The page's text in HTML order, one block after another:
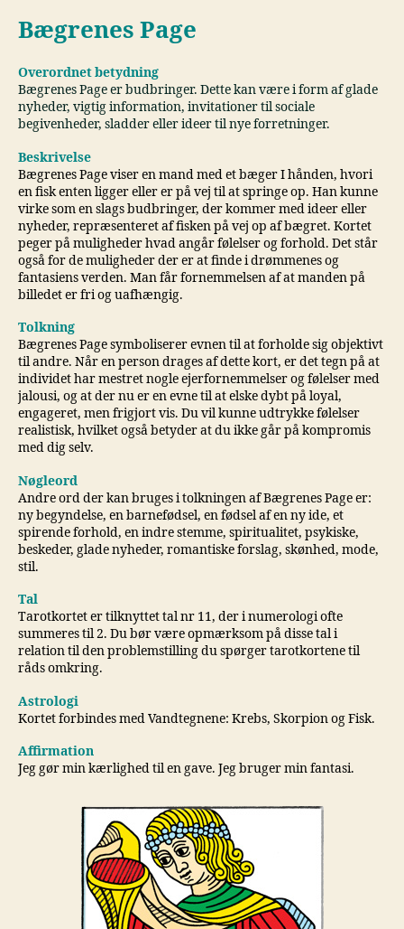
Bægrenes Page
Overordnet betydning
Bægrenes Page er budbringer. Dette kan være i form af glade
nyheder, vigtig information, invitationer til sociale
begivenheder, sladder eller ideer til nye forretninger.
Beskrivelse
Bægrenes Page viser en mand med et bæger I hånden, hvori
en fisk enten ligger eller er på vej til at springe op. Han kunne
virke som en slags budbringer, der kommer med ideer eller
nyheder, repræsenteret af fisken på vej op af bægret. Kortet
peger på muligheder hvad angår følelser og forhold. Det står
også for de muligheder der er at finde i drømmenes og
fantasiens verden. Man får fornemmelsen af at manden på
billedet er fri og uafhængig.
Tolkning
Bægrenes Page symboliserer evnen til at forholde sig objektivt
til andre. Når en person drages af dette kort, er det tegn på at
individet har mestret nogle ejerfornemmelser og følelser med
jalousi, og at der nu er en evne til at elske dybt på loyal,
engageret, men frigjort vis. Du vil kunne udtrykke følelser
realistisk, hvilket også betyder at du ikke går på kompromis
med dig selv.
Nøgleord
Andre ord der kan bruges i tolkningen af Bægrenes Page er:
ny begyndelse, en barnefødsel, en fødsel af en ny ide, et
spirende forhold, en indre stemme, spiritualitet, psykiske,
beskeder, glade nyheder, romantiske forslag, skønhed, mode,
stil.
Tal
Tarotkortet er tilknyttet tal nr 11, der i numerologi ofte
summeres til 2. Du bør være opmærksom på disse tal i
relation til den problemstilling du spørger tarotkortene til
råds omkring.
Astrologi
Kortet forbindes med Vandtegnene: Krebs, Skorpion og Fisk.
Affirmation
Jeg gør min kærlighed til en gave. Jeg bruger min fantasi.